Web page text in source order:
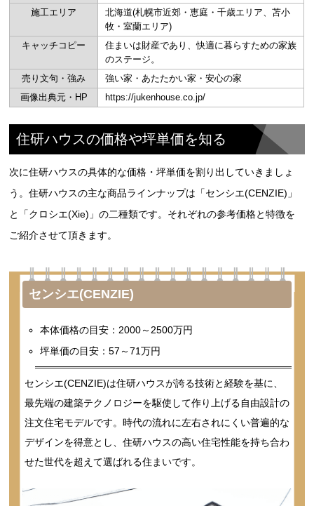
施工エリア
北海道(札幌市近郊・恵庭・千歳エリア、苫小
牧・室蘭エリア)
キャッチコピー
住まいは財産であり、快適に暮らすための家族
のステージ。
売り文句・強み
強い家・あたたかい家・安心の家
画像出典元・HP
https://jukenhouse.co.jp/
住研ハウスの価格や坪単価を知る
次に住研ハウスの具体的な価格・坪単価を割り出していきましょ
う。住研ハウスの主な商品ラインナップは「センシエ(CENZIE)」
と「クロシエ(Xie)」の二種類です。それぞれの参考価格と特徴を
ご紹介させて頂きます。
センシエ(CENZIE)
本体価格の目安：2000～2500万円
坪単価の目安：57～71万円
センシエ(CENZIE)は住研ハウスが誇る技術と経験を基に、
最先端の建築テクノロジーを駆使して作り上げる自由設計の
注文住宅モデルです。時代の流れに左右されにくい普遍的な
デザインを得意とし、住研ハウスの高い住宅性能を持ち合わ
せた世代を超えて選ばれる住まいです。